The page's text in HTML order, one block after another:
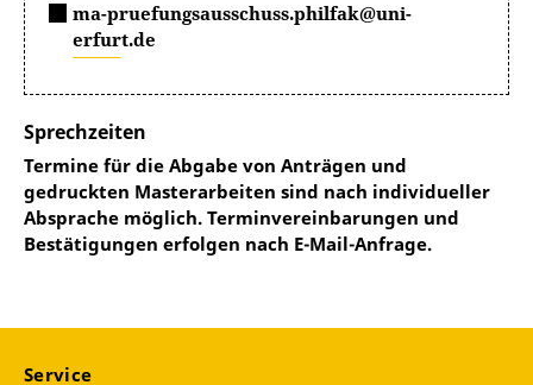
ma-pruefungsausschuss.philfak@uni-
erfurt.de
Sprechzeiten
Termine für die Abgabe von Anträgen und
gedruckten Masterarbeiten sind nach individueller
Absprache möglich. Terminvereinbarungen und
Bestätigungen erfolgen nach E-Mail-Anfrage.
Service